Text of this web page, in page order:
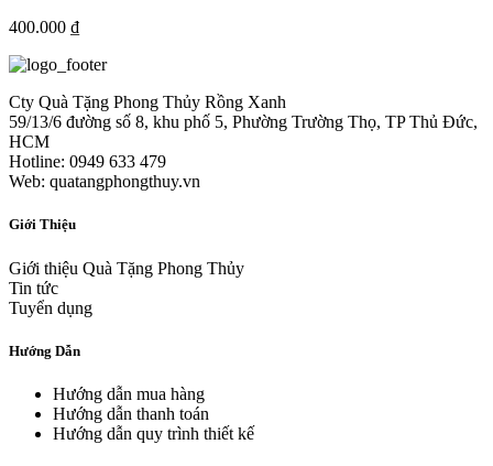
400.000 ₫
Cty Quà Tặng Phong Thủy Rồng Xanh
59/13/6 đường số 8, khu phố 5, Phường Trường Thọ, TP Thủ Đức,
HCM
Hotline: 0949 633 479
Web: quatangphongthuy.vn
Giới Thiệu
Giới thiệu Quà Tặng Phong Thủy
Tin tức
Tuyển dụng
Hướng Dẫn
Hướng dẫn mua hàng
Hướng dẫn thanh toán
Hướng dẫn quy trình thiết kế